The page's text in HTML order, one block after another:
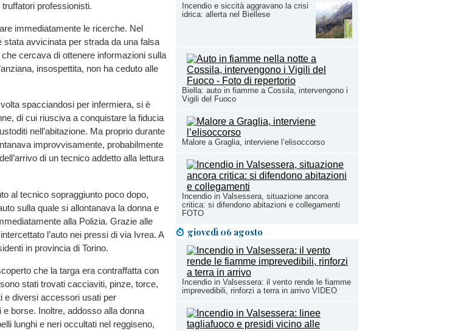
Incendio e siccità aggravano la crisi
idrica: allerta nel Biellese
Biella: auto in fiamme a Cossila, intervengono i
Vigili del Fuoco
Malore a Graglia, interviene l’elisoccorso
Incendio in Valsessera, situazione ancora
critica: si difendono abitazioni e collegamenti
FOTO
giovedì 06 agosto
Incendio in Valsessera: il vento rende le fiamme
imprevedibili, rinforzi a terra in arrivo VIDEO
professionisti.
immediatamente le ricerche. Nel
avvicinata per strada da una falsa
cercava di ottenere informazioni sulla
insospettita, non ha ceduto alle
spacciandosi per infermiera, si è
di cui riusciva a conquistare la fiducia
nell’abitazione. Ma proprio durante
improvvisamente, probabilmente
di un tecnico addetto alla lettura
al tecnico sopraggiunto poco dopo,
sulla quale si allontanava la donna e
alla Polizia. Grazie alle
l’auto nei pressi di via Ivrea. A
in provincia di Torino.
che la targa era contraffatta con
stati trovati cacciaviti, pinze, torce,
e diversi accessori usati per
borse. Inoltre, addosso alla donna
lunghi e neri occultati nel reggiseno,